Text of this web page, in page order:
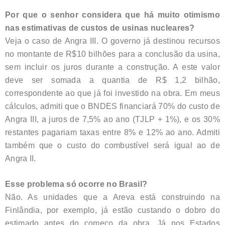
Por que o senhor considera que há muito otimismo
nas estimativas de custos de usinas nucleares?
Veja o caso de Angra III. O governo já destinou recursos
no montante de R$10 bilhões para a conclusão da usina,
sem incluir os juros durante a construção. A este valor
deve ser somada a quantia de R$ 1,2 bilhão,
correspondente ao que já foi investido na obra. Em meus
cálculos, admiti que o BNDES financiará 70% do custo de
Angra III, a juros de 7,5% ao ano (TJLP + 1%), e os 30%
restantes pagariam taxas entre 8% e 12% ao ano. Admiti
também que o custo do combustível será igual ao de
Angra II.
Esse problema só ocorre no Brasil?
Não. As unidades que a Areva está construindo na
Finlândia, por exemplo, já estão custando o dobro do
estimado antes do começo da obra. Já nos Estados